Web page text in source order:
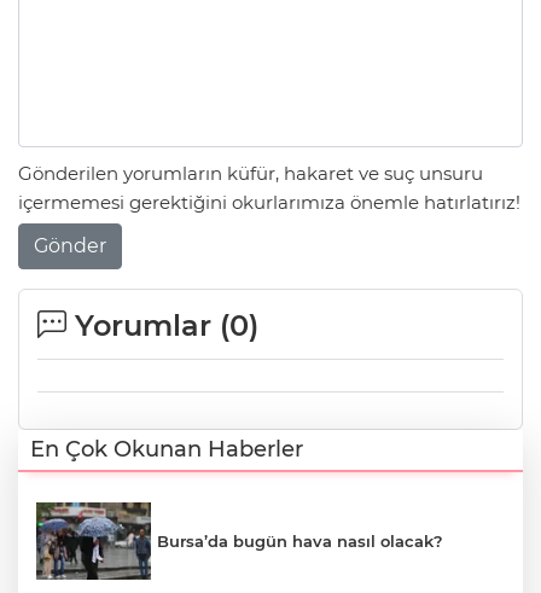
Gönderilen yorumların küfür, hakaret ve suç unsuru
içermemesi gerektiğini okurlarımıza önemle hatırlatırız!
Gönder
Yorumlar (0)
En Çok Okunan Haberler
Bursa’da bugün hava nasıl olacak?